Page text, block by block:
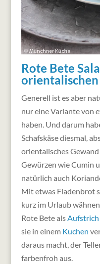
Rote Bete
Generell ist es aber
nur eine Variante von
haben. Und darum
Schafskäse diesmal,
orientalisches
Gewürzen wie Cumin
natürlich auch
Mit etwas Fladenbrot
kurz im Urlaub
Rote Bete alsAufstrich
sie in einem Kuchen
daraus macht, der
farbenfroh aus.